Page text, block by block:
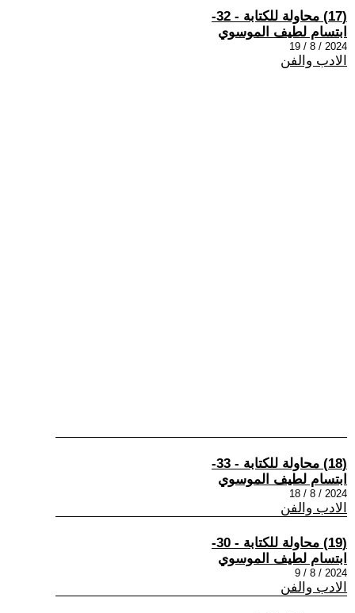
(17) محاولة للكتابة - 32-
ابتسام لطيف الموسوي
2024 / 8 / 19
الادب والفن
(18) محاولة للكتابة - 33-
ابتسام لطيف الموسوي
2024 / 8 / 18
الادب والفن
(19) محاولة للكتابة - 30-
ابتسام لطيف الموسوي
2024 / 8 / 9
الادب والفن